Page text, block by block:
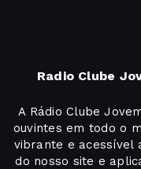
Radio Clube
A Rádio Clube
ouvintes em todo o
vibrante e acessível
do nosso site e